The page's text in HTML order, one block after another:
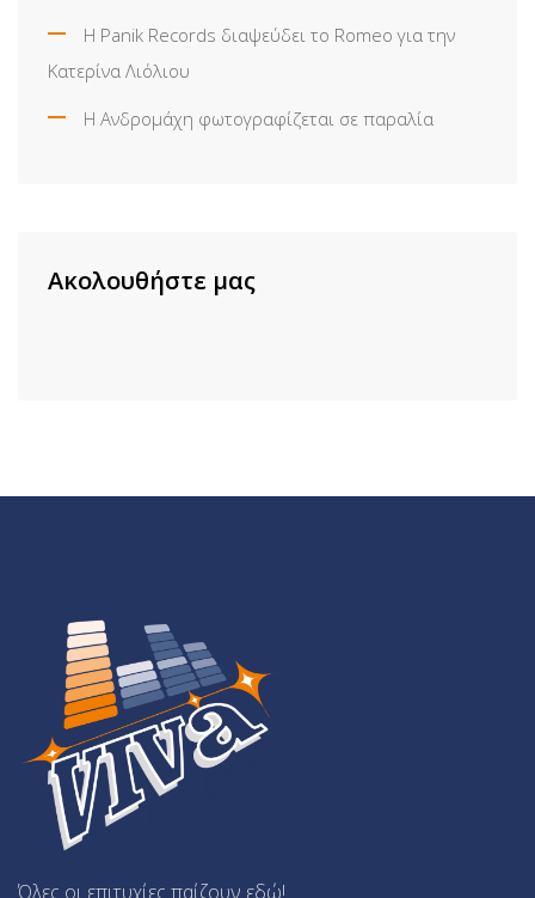
Η Panik Records διαψεύδει το Romeo για την
Κατερίνα Λιόλιου
Η Ανδρομάχη φωτογραφίζεται σε παραλία
Ακολουθήστε μας
Όλες οι επιτυχίες παίζουν εδώ!